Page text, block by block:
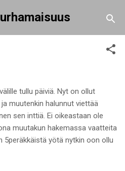
tullu päiviä. Nyt on ollut
muutenkin halunnut viettää
sen inttiä. Ei oikeastaan ole
muutakun hakemassa vaatteita
5peräkkäistä yötä nytkin oon ollu